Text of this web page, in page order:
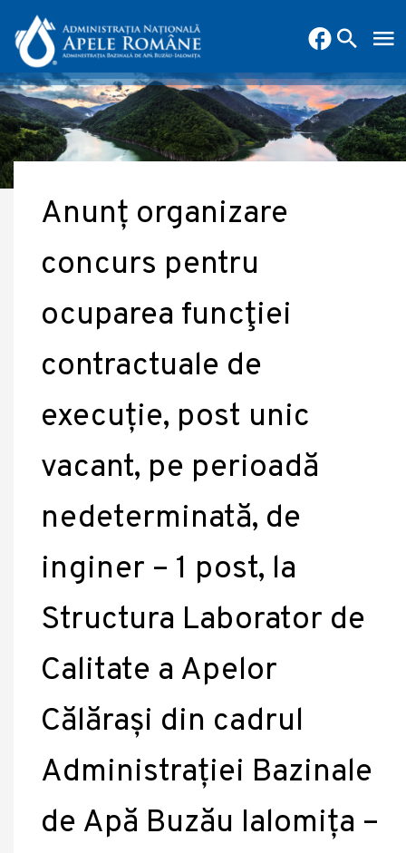
Anunț organizare
concurs pentru
ocuparea funcţiei
contractuale de
execuție, post unic
vacant, pe perioadă
nedeterminată, de
inginer – 1 post, la
Structura Laborator de
Calitate a Apelor
Călărași din cadrul
Administrației Bazinale
de Apă Buzău Ialomița –